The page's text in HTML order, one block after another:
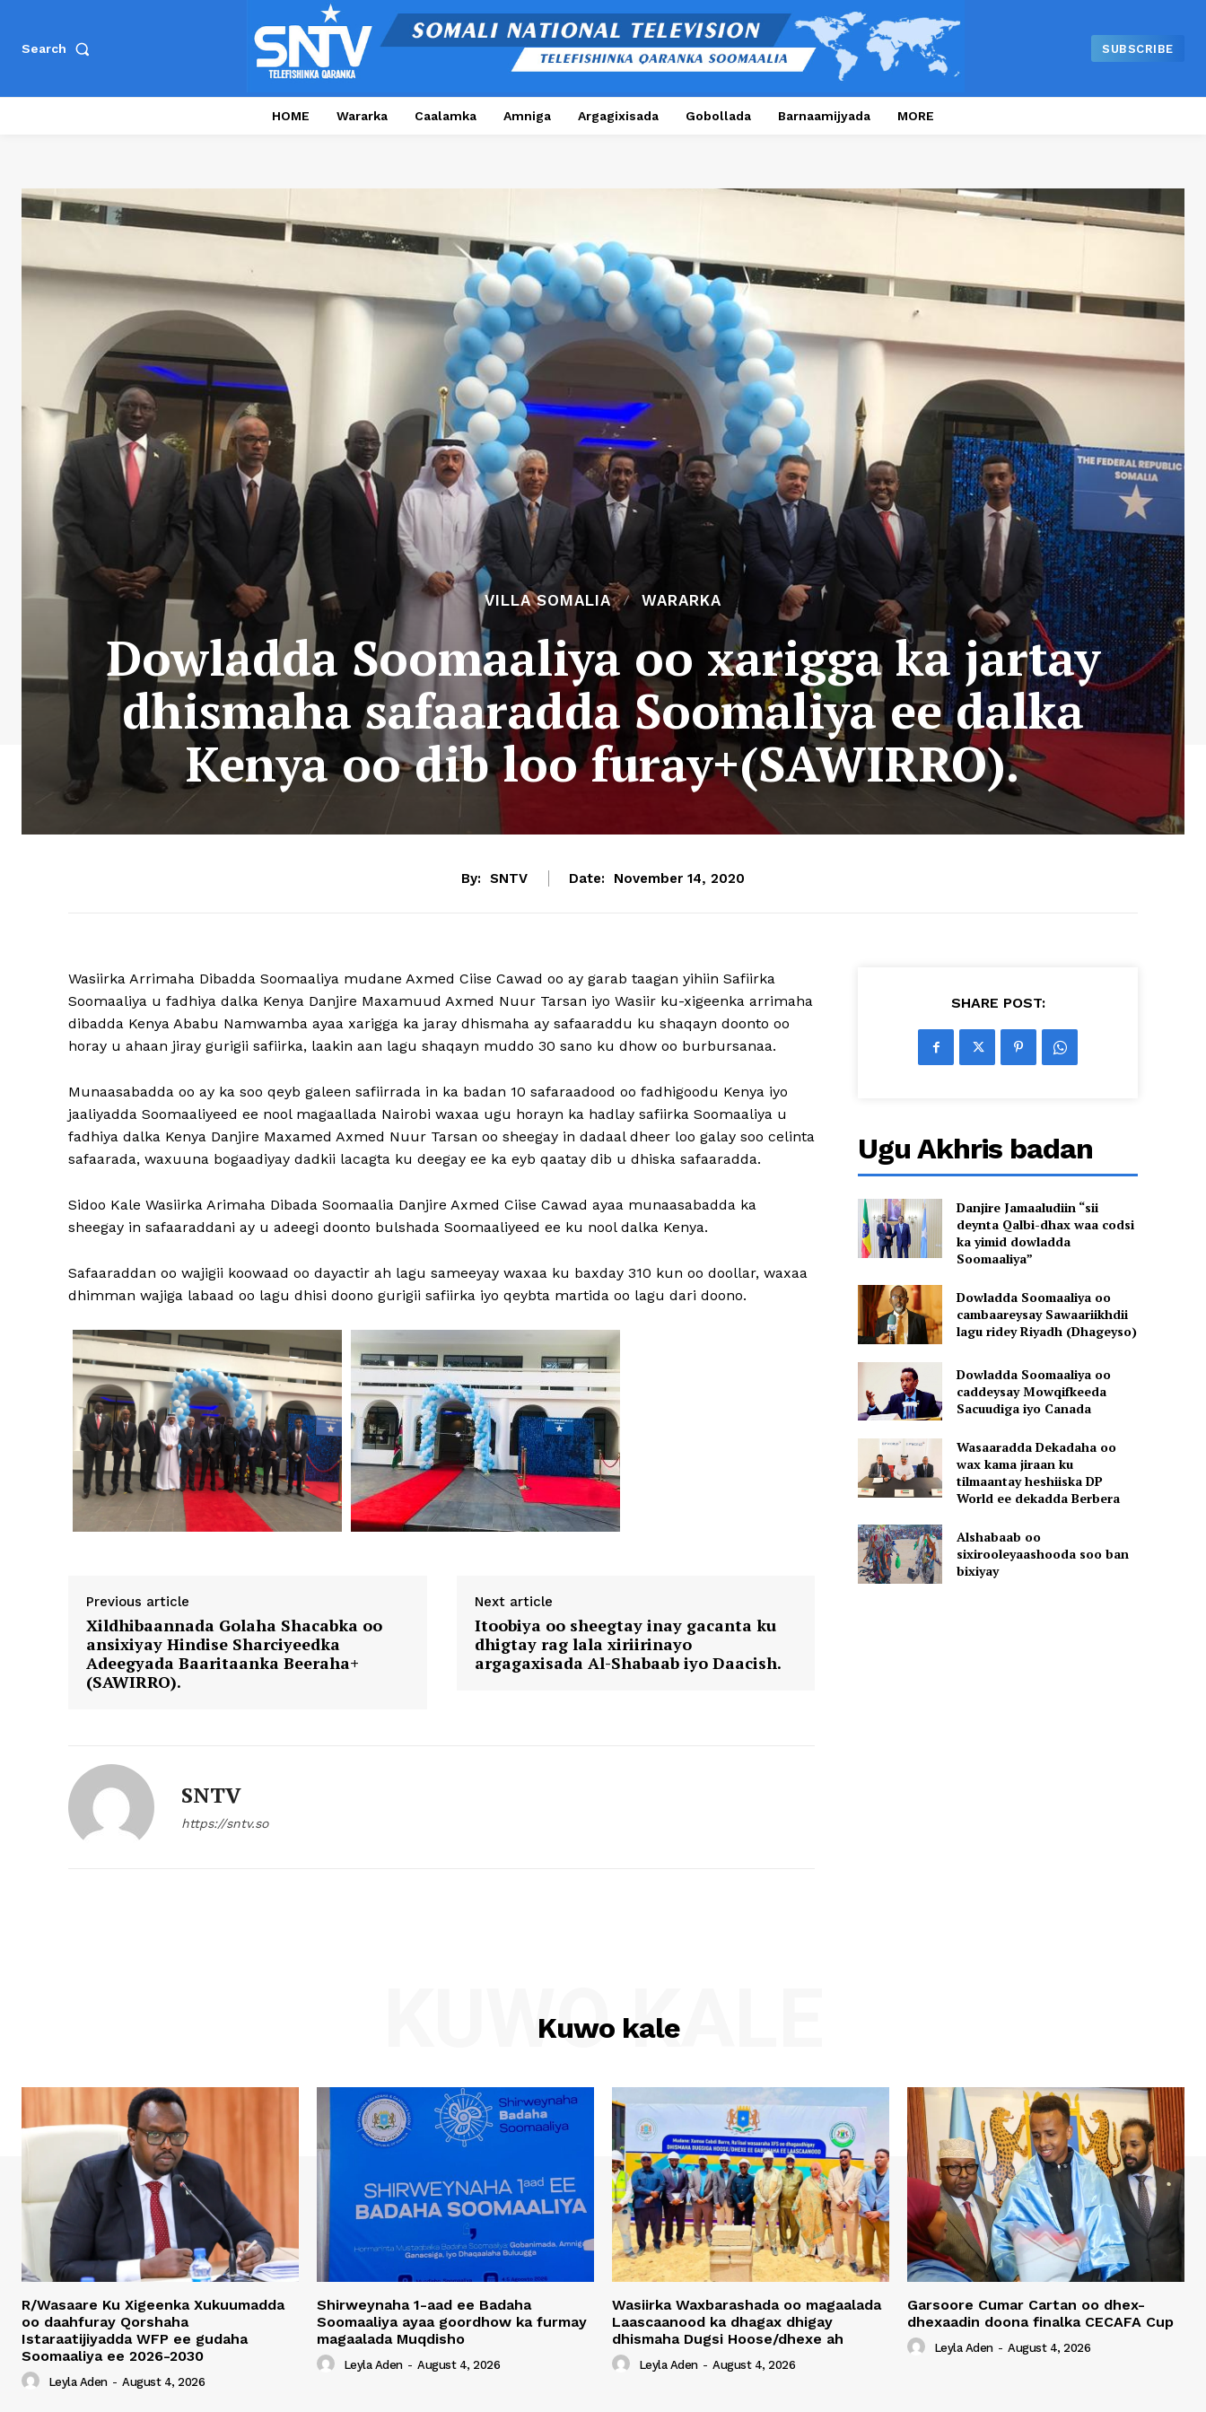
Search SUBSCRIBE
HOME Wararka Caalamka Amniga Argagixisada Gobollada Barnaamijyada MORE
VILLA SOMALIA WARARKA
Dowladda Soomaaliya oo xarigga ka jartay
dhismaha safaaradda Soomaliya ee dalka
Kenya oo dib loo furay+(SAWIRRO).
By: SNTV Date: November 14, 2020
Wasiirka Arrimaha Dibadda Soomaaliya mudane Axmed Ciise Cawad oo ay garab taagan yihiin Safiirka
Soomaaliya u fadhiya dalka Kenya Danjire Maxamuud Axmed Nuur Tarsan iyo Wasiir ku-xigeenka arrimaha
dibadda Kenya Ababu Namwamba ayaa xarigga ka jaray dhismaha ay safaaraddu ku shaqayn doonto oo
horay u ahaan jiray gurigii safiirka, laakin aan lagu shaqayn muddo 30 sano ku dhow oo burbursanaa.
Munaasabadda oo ay ka soo qeyb galeen safiirrada in ka badan 10 safaraadood oo fadhigoodu Kenya iyo
jaaliyadda Soomaaliyeed ee nool magaallada Nairobi waxaa ugu horayn ka hadlay safiirka Soomaaliya u
fadhiya dalka Kenya Danjire Maxamed Axmed Nuur Tarsan oo sheegay in dadaal dheer loo galay soo celinta
safaarada, waxuuna bogaadiyay dadkii lacagta ku deegay ee ka eyb qaatay dib u dhiska safaaradda.
Sidoo Kale Wasiirka Arimaha Dibada Soomaalia Danjire Axmed Ciise Cawad ayaa munaasabadda ka
sheegay in safaaraddani ay u adeegi doonto bulshada Soomaaliyeed ee ku nool dalka Kenya.
Safaaraddan oo wajigii koowaad oo dayactir ah lagu sameeyay waxaa ku baxday 310 kun oo doollar, waxaa
dhimman wajiga labaad oo lagu dhisi doono gurigii safiirka iyo qeybta martida oo lagu dari doono.
Previous article
Xildhibaannada Golaha Shacabka oo
ansixiyay Hindise Sharciyeedka
Adeegyada Baaritaanka Beeraha+
(SAWIRRO).
Next article
Itoobiya oo sheegtay inay gacanta ku
dhigtay rag lala xiriirinayo
argagaxisada Al-Shabaab iyo Daacish.
SNTV
https://sntv.so
SHARE POST:
Ugu Akhris badan
Danjire Jamaaludiin “sii
deynta Qalbi-dhax waa codsi
ka yimid dowladda
Soomaaliya”
Dowladda Soomaaliya oo
cambaareysay Sawaariikhdii
lagu ridey Riyadh (Dhageyso)
Dowladda Soomaaliya oo
caddeysay Mowqifkeeda
Sacuudiga iyo Canada
Wasaaradda Dekadaha oo
wax kama jiraan ku
tilmaantay heshiiska DP
World ee dekadda Berbera
Alshabaab oo
sixirooleyaashooda soo ban
bixiyay
Kuwo kale
KUWO KALE
R/Wasaare Ku Xigeenka Xukuumadda
oo daahfuray Qorshaha
Istaraatijiyadda WFP ee gudaha
Soomaaliya ee 2026-2030
Leyla Aden - August 4, 2026
Shirweynaha 1-aad ee Badaha
Soomaaliya ayaa goordhow ka furmay
magaalada Muqdisho
Leyla Aden - August 4, 2026
Wasiirka Waxbarashada oo magaalada
Laascaanood ka dhagax dhigay
dhismaha Dugsi Hoose/dhexe ah
Leyla Aden - August 4, 2026
Garsoore Cumar Cartan oo dhex-
dhexaadin doona finalka CECAFA Cup
Leyla Aden - August 4, 2026